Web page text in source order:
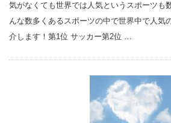
気がなくても世界では人気というスポーツも
んな数多くあるスポーツの中で世界中で人気
介します！第1位 サッカー第2位 …